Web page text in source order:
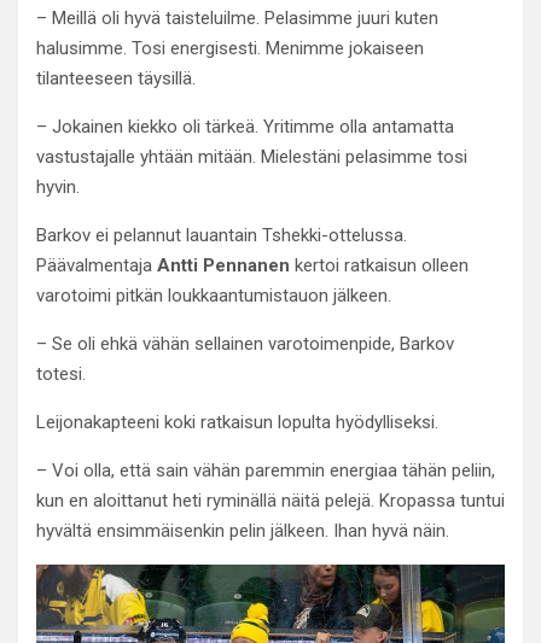
– Meillä oli hyvä taisteluilme. Pelasimme juuri kuten
halusimme. Tosi energisesti. Menimme jokaiseen
tilanteeseen täysillä.
– Jokainen kiekko oli tärkeä. Yritimme olla antamatta
vastustajalle yhtään mitään. Mielestäni pelasimme tosi
hyvin.
Barkov ei pelannut lauantain Tshekki-ottelussa.
Päävalmentaja Antti Pennanen kertoi ratkaisun olleen
varotoimi pitkän loukkaantumistauon jälkeen.
– Se oli ehkä vähän sellainen varotoimenpide, Barkov
totesi.
Leijonakapteeni koki ratkaisun lopulta hyödylliseksi.
– Voi olla, että sain vähän paremmin energiaa tähän peliin,
kun en aloittanut heti ryminällä näitä pelejä. Kropassa tuntui
hyvältä ensimmäisenkin pelin jälkeen. Ihan hyvä näin.